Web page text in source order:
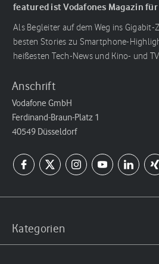
featured ist Vodafones Magazin
Als Begleiter auf dem Weg ins
besten Stories zu Smartphone-
heißesten Tech-News und Kino- und
Anschrift
Vodafone GmbH
Ferdinand-Braun-Platz 1
40549 Düsseldorf
Kategorien